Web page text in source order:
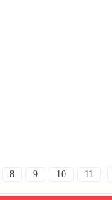
8 9 10 11